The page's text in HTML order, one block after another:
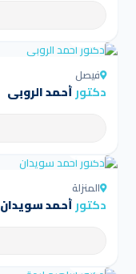
فيصل
دكتورأحمد الروبى
المنزلة
دكتورأحمد سويدان